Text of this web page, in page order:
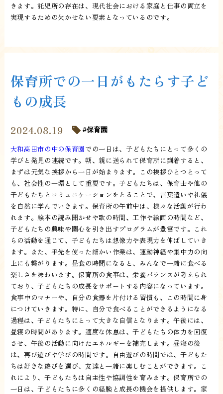
きます。託児所の存在は、現代社会における家庭と仕事の両立を
実現するための欠かせない要素となっているのです。
保育所での一日がもたらす子ど
もの成長
2024.08.19 保育園
大和高田市の中の保育園での一日は、子どもたちにとって多くの
学びと発見の連続です。朝、親に送られて保育所に到着すると、
まずは元気な挨拶から一日が始まります。この挨拶ひとつとって
も、社会性の一環として重要です。子どもたちは、保育士や他の
子どもたちとコミュニケーションをとることで、言葉遣いや礼儀
を自然に学んでいきます。保育所の午前中は、様々な活動が行わ
れます。絵本の読み聞かせや歌の時間、工作や絵画の時間など、
子どもたちの興味や関心を引き出すプログラムが豊富です。これ
らの活動を通じて、子どもたちは想像力や表現力を伸ばしていき
ます。また、手先を使った細かい作業は、運動神経や集中力の向
上にも繋がります。昼食の時間になると、みんなで一緒に食べる
楽しさを味わいます。保育所の食事は、栄養バランスが考えられ
ており、子どもたちの成長をサポートする内容になっています。
食事中のマナーや、自分の食器を片付ける習慣も、この時間に身
につけていきます。特に、自分で食べることができるようになる
過程は、子どもたちにとって大きな自信となります。午後には、
昼寝の時間があります。適度な休息は、子どもたちの体力を回復
させ、午後の活動に向けたエネルギーを補充します。昼寝の後
は、再び遊びや学びの時間です。自由遊びの時間では、子どもた
ちは好きな遊びを選び、友達と一緒に楽しむことができます。こ
れにより、子どもたちは自主性や協調性を育みます。保育所での
一日は、子どもたちに多くの経験と成長の機会を提供します。家